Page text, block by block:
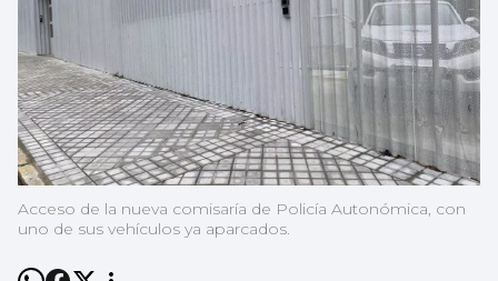
Acceso de la nueva comisaría de Policía Autonómica, con
uno de sus vehículos ya aparcados.